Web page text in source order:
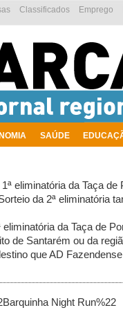
SAÚDE
Emprego
Classificados
eliminatória da Taça de
da 2ª eliminatória
da Taça de
de Santarém ou da
que AD
Night Run%22